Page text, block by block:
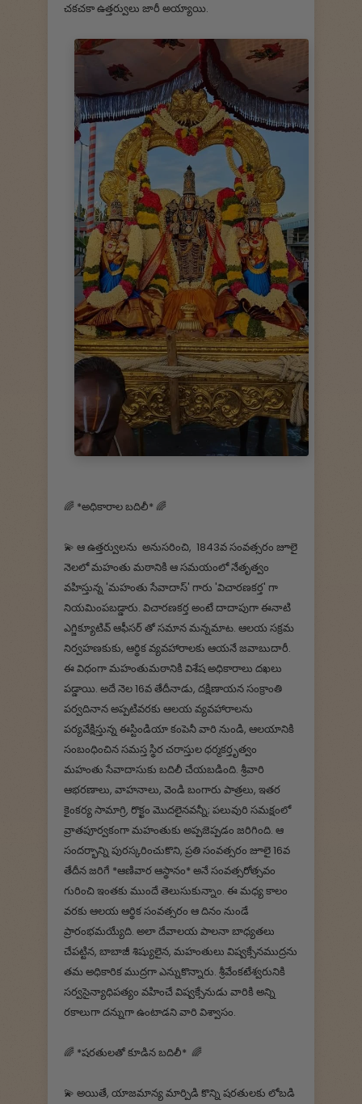
చకచకా ఉత్తర్వులు జారీ అయ్యాయి.
🌈 *అధికారాల బదిలీ* 🌈
💫 ఆ ఉత్తర్వులను అనుసరించి, 1843వ సంవత్సరం జూలై
నెలలో మహంతు మఠానికి ఆ సమయంలో నేతృత్వం
వహిస్తున్న 'మహంతు సేవాదాస్' గారు 'విచారణకర్త' గా
నియమింపబడ్డారు. విచారణకర్త అంటే దాదాపుగా ఈనాటి
ఎగ్జిక్యూటివ్ ఆఫీసర్ తో సమాన మన్నమాట. ఆలయ సక్రమ
నిర్వహణకుకు, ఆర్థిక వ్యవహారాలకు ఆయనే జవాబుదారీ.
ఈ విధంగా మహంతుమఠానికి విశేష అధికారాలు దఖలు
పడ్డాయి. అదే నెల 16వ తేదీనాడు, దక్షిణాయన సంక్రాంతి
పర్వదినాన అప్పటివరకు ఆలయ వ్యవహారాలను
పర్యవేక్షిస్తున్న ఈస్టిండియా కంపెనీ వారి నుండి, ఆలయానికి
సంబంధించిన సమస్త స్థిర చరాస్తుల ధర్మకర్తృత్వం
మహంతు సేవాదాసుకు బదిలీ చేయబడింది. శ్రీవారి
ఆభరణాలు, వాహనాలు, వెండి బంగారు పాత్రలు, ఇతర
కైంకర్య సామాగ్రి, రొక్ఖం మొదలైనవన్నీ; పలువురి సమక్షంలో
వ్రాతపూర్వకంగా మహంతుకు అప్పజెప్పడం జరిగింది. ఆ
సందర్భాన్ని పురస్కరించుకొని, ప్రతి సంవత్సరం జూలై 16వ
తేదీన జరిగే *ఆణివార ఆస్థానం* అనే సంవత్సరోత్సవం
గురించి ఇంతకు ముందే తెలుసుకున్నాం. ఈ మధ్య కాలం
వరకు ఆలయ ఆర్థిక సంవత్సరం ఆ దినం నుండే
ప్రారంభమయ్యేది. అలా దేవాలయ పాలనా బాధ్యతలు
చేపట్టిన, బాబాజీ శిష్యులైన, మహంతులు విష్వక్సేనముద్రను
తమ అధికారిక ముద్రగా ఎన్నుకొన్నారు. శ్రీవేంకటేశ్వరునికి
సర్వసైన్యాధిపత్యం వహించే విష్వక్సేనుడు వారికి అన్ని
రకాలుగా దన్నుగా ఉంటాడని వారి విశ్వాసం.
🌈 *షరతులతో కూడిన బదిలీ* 🌈
💫 అయితే, యాజమాన్య మార్పిడి కొన్ని షరతులకు లోబడి